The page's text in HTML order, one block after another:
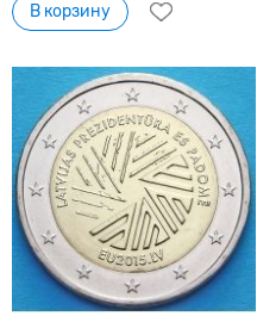
В корзину